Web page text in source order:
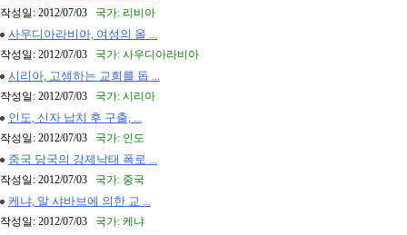
작성일: 2012/07/03 국가: 리비아
사우디아라비아, 여성의 올 ...
작성일: 2012/07/03 국가: 사우디아라비아
시리아, 고생하는 교회를 돕 ...
작성일: 2012/07/03 국가: 시리아
인도, 신자 납치 후 구출, ...
작성일: 2012/07/03 국가: 인도
중국 당국의 강제낙태 폭로 ...
작성일: 2012/07/03 국가: 중국
케냐, 알 샤바브에 의한 교 ...
작성일: 2012/07/03 국가: 케냐